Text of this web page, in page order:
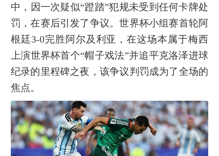
中，因一次疑似“蹬踏”犯规未受到任何卡牌处
罚，在赛后引发了争议。世界杯小组赛首轮阿
根廷3-0完胜阿尔及利亚，在这场本属于梅西
上演世界杯首个“帽子戏法”并追平克洛泽进球
纪录的里程碑之夜，该争议判罚成为了全场的
焦点。